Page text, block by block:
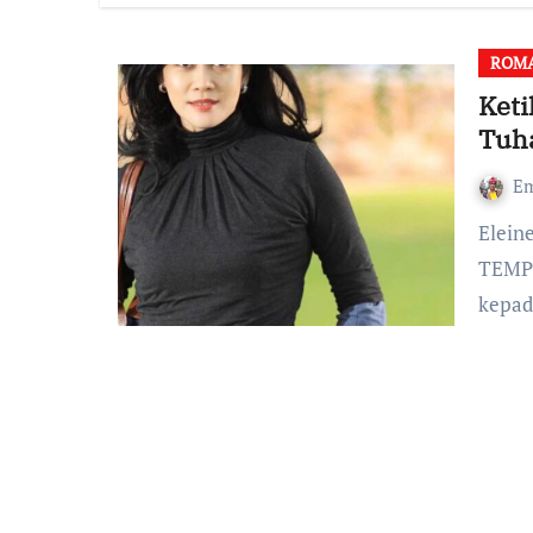
Eleine Magdalena, Penulis buku-buku renungan best seller